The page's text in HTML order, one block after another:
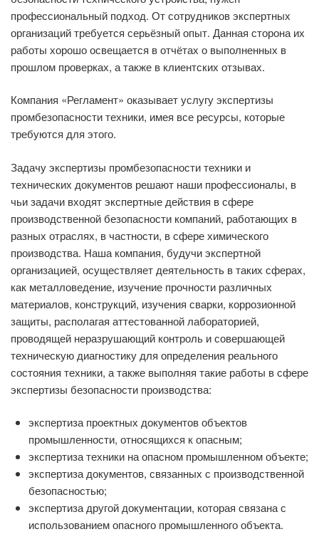
профессиональный подход. От сотрудников экспертных
организаций требуется серьёзный опыт. Данная сторона их
работы хорошо освещается в отчётах о выполненных в
прошлом проверках, а также в клиентских отзывах.
Компания «Регламент» оказывает услугу экспертизы
промбезопасности техники, имея все ресурсы, которые
требуются для этого.
Задачу экспертизы промбезопасности техники и
технических документов решают наши профессионалы, в
чьи задачи входят экспертные действия в сфере
производственной безопасности компаний, работающих в
разных отраслях, в частности, в сфере химического
производства. Наша компания, будучи экспертной
организацией, осуществляет деятельность в таких сферах,
как металловедение, изучение прочности различных
материалов, конструкций, изучения сварки, коррозионной
защиты, располагая аттестованной лабораторией,
проводящей неразрушающий контроль и совершающей
техническую диагностику для определения реального
состояния техники, а также выполняя такие работы в сфере
экспертизы безопасности производства:
экспертиза проектных документов объектов
промышленности, относящихся к опасным;
экспертиза техники на опасном промышленном объекте;
экспертиза документов, связанных с производственной
безопасностью;
экспертиза другой документации, которая связана с
использованием опасного промышленного объекта.